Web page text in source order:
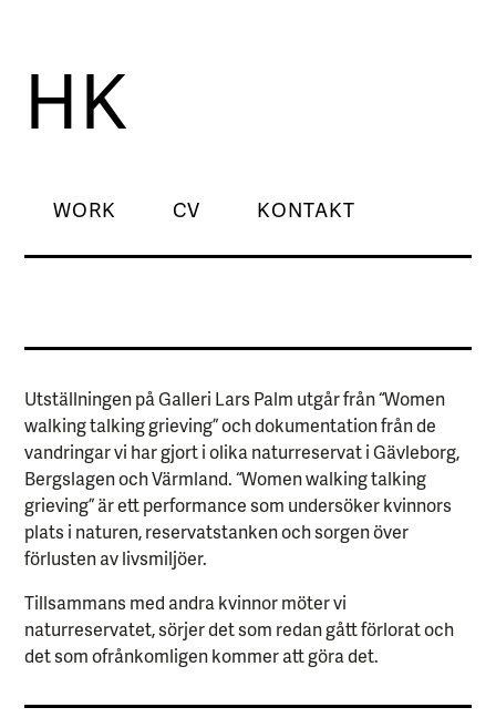
HK
WORK CV KONTAKT
Utställningen på Galleri Lars Palm utgår från “Women
walking talking grieving” och dokumentation från de
vandringar vi har gjort i olika naturreservat i Gävleborg,
Bergslagen och Värmland. “Women walking talking
grieving” är ett performance som undersöker kvinnors
plats i naturen, reservatstanken och sorgen över
förlusten av livsmiljöer.
Tillsammans med andra kvinnor möter vi
naturreservatet, sörjer det som redan gått förlorat och
det som ofrånkomligen kommer att göra det.